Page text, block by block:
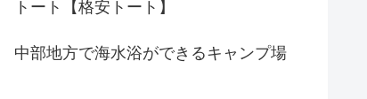
トート【格安トート】
中部地方で海水浴ができるキャンプ場